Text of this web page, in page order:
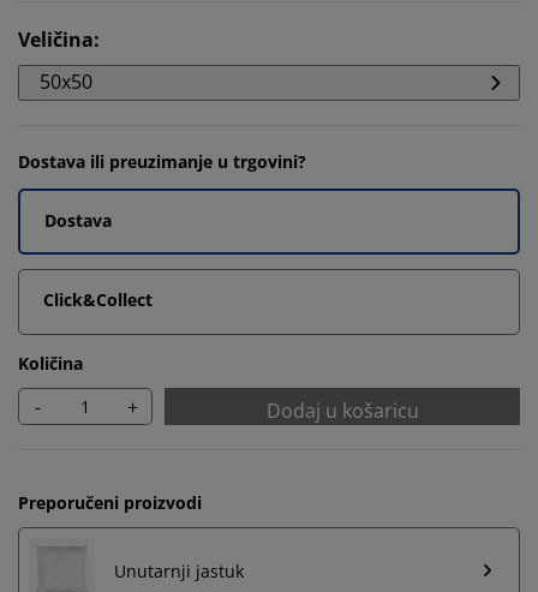
Veličina:
50x50
Dostava ili preuzimanje u trgovini?
Dostava
Click&Collect
Količina
- + Dodaj u košaricu
Preporučeni proizvodi
Unutarnji jastuk